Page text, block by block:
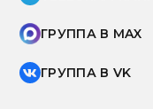
ГРУППА В MAX
ГРУППА В VK